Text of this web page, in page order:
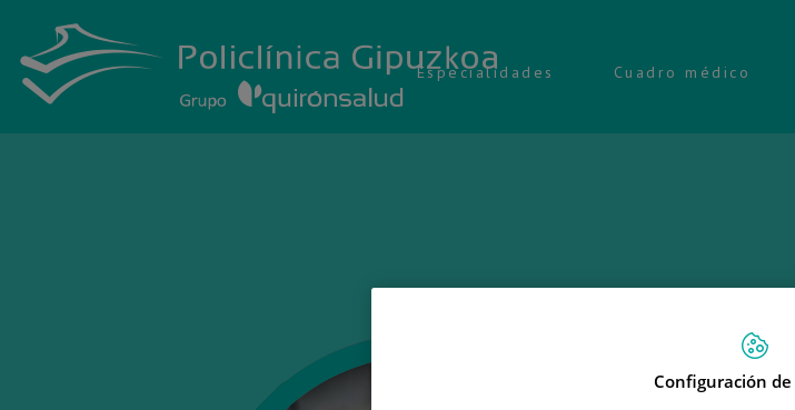
Especialidades Cuadro médico
Configuración